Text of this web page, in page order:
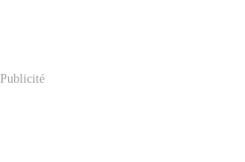
Publicité